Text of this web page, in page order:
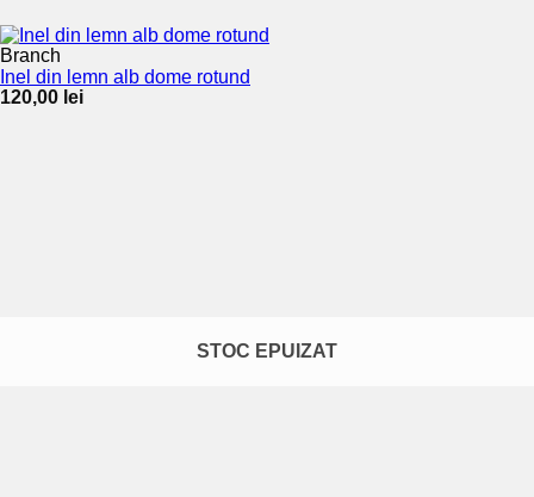
Branch
Inel din lemn alb dome rotund
120,00 lei
STOC EPUIZAT